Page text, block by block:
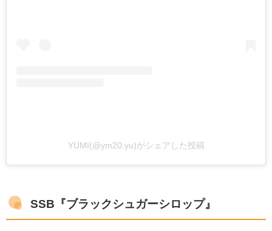
YUMI(@ym20.yu)がシェアした投稿
SSB『ブラックシュガーシロップ』